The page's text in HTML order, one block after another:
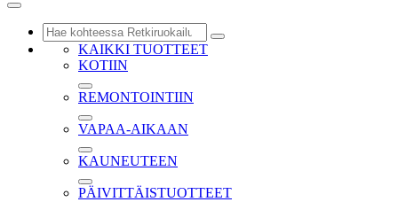
KAIKKI TUOTTEET
KOTIIN
REMONTOINTIIN
VAPAA-AIKAAN
KAUNEUTEEN
PÄIVITTÄISTUOTTEET